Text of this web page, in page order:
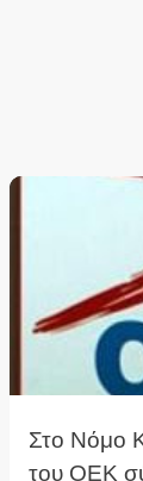
Στο Νόμο
του ΟΕΚ